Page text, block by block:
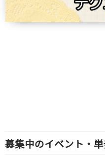
募集中のイベント・